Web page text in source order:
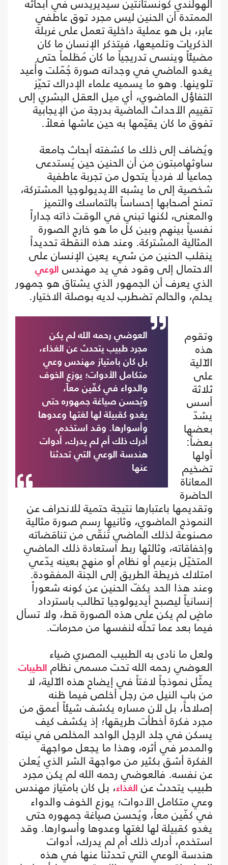
الهولندي كونستانتين سيديريدس في أبحاثه
الممتدة أن الحنين ليس مجرد توق عاطفي
عابر، بل هو عملية داخلية تعمل على غربلة
الذكريات وتلميعها، فيتذكر الإنسان ما كان
مضيئاً وينسى تدريجياً ما كان مُظلماً حتى
يغدو الماضي في وجدانه صورة جُمّلت وأُعيد
تلوينها. وهو ما يسميه علماء الإدراك تحيّز
التفاؤل الماضوي، أي ميل العقل البشري إلى
تقييم الأحداث الماضية بدرجة من الإيجابية
تفوق ما كان يقيّمها به حين عاشها فعلاً.
ويُضاف إلى ذلك ما كشفته أبحاث جامعة
ساوثهامبتون من أن الحنين حين يُستدعى
جماعياً لا فردياً يتحول من تجربة عاطفية
شخصية إلى ما يشبه الأيديولوجيا المشتركة،
تمنح أصحابها إحساساً بالتماسك والتميز
والمعنى، لكنها تبني في الوقت ذاته جداراً
نفسياً بينهم وبين كل ما هو خارج الصورة
المثالية المشتركة. وعند هذه النقطة تحديداً
ينقلب الحنين من شيء يعين الإنسان على
الاحتمال إلى وقود في يد مهندس الوعي
الذي يعرف أن الجمهور الذي يشتاق هو جمهور
يحلم، والحالم تضطرب لديه بوصلة الاختيار.
العوضي رحمه الله لم يكن
مجرد طبيب يتحدث عن الغذاء،
بل كان بامتياز مهندس وعي
متكامل الأدوات؛ يوزع الخوف
والدواء في كفّين معاً،
ويُحسن صياغة جمهوره حتى
يغدو كقبيلة لها لغتها وعدوها
وأسوارها. وقد استخدم،
أدرك ذلك أم لم يدرك، أدوات
هندسة الوعي التي تحدثنا
عنها
وتقوم
هذه
الآلية
على
ثلاثة
أسس
يشدّ
بعضها
بعضاً:
أولها
تضخيم
المعاناة
الحاضرة
وتقديمها باعتبارها نتيجة حتمية للانحراف عن
النموذج الماضوي، وثانيها رسم صورة مثالية
مصنوعة لذلك الماضي تُنقّى من تناقضاته
وإخفاقاته، وثالثها ربط استعادة ذلك الماضي
المتخيّل بزعيم أو نظام أو منهج بعينه يدّعي
امتلاك خريطة الطريق إلى الجنة المفقودة.
وعند هذا الحد يكفّ الحنين عن كونه شعوراً
إنسانياً ليصبح أيديولوجيا تطالب باسترداد
ماضٍ لم يكن على هذه الصورة قط، ولا تسأل
فيما بعد عما تحلّه لنفسها من محرمات.
ولعل ما نادى به الطبيب المصري ضياء
العوضي رحمه الله تحت مسمى نظام الطيبات
يمثّل نموذجاً لافتاً في إيضاح هذه الآلية، لا
من باب النيل من رجل أخلص فيما ظنه
إصلاحاً، بل لأن مساره يكشف شيئاً أعمق من
مجرد فكرة أخطأت طريقها؛ إذ يكشف كيف
يسكن في جلد الرجل الواحد المخلص في نيته
والمدمر في أثره، وهذا ما يجعل مواجهة
الفكرة أشق بكثير من مواجهة الشر الذي يُعلن
عن نفسه. فالعوضي رحمه الله لم يكن مجرد
طبيب يتحدث عن الغذاء، بل كان بامتياز مهندس
وعي متكامل الأدوات؛ يوزع الخوف والدواء
في كفّين معاً، ويُحسن صياغة جمهوره حتى
يغدو كقبيلة لها لغتها وعدوها وأسوارها. وقد
استخدم، أدرك ذلك أم لم يدرك، أدوات
هندسة الوعي التي تحدثنا عنها في هذه